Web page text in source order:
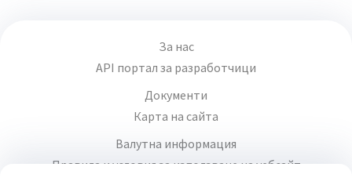
За нас
API портал за разработчици
Документи
Карта на сайта
Валутна информация
Правила и условия за използване на уебсайт